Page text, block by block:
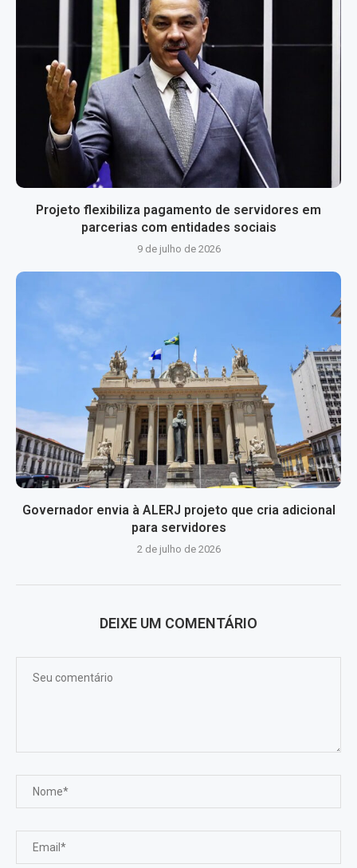
Projeto flexibiliza pagamento de servidores em
parcerias com entidades sociais
9 de julho de 2026
Governador envia à ALERJ projeto que cria adicional
para servidores
2 de julho de 2026
DEIXE UM COMENTÁRIO